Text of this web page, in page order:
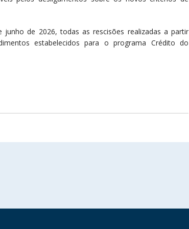
de 2026, todas as rescisões realizadas a partir
estabelecidos para o programa Crédito do